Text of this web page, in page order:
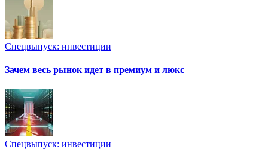
Спецвыпуск: инвестиции
Зачем весь рынок идет в премиум и люкс
Спецвыпуск: инвестиции